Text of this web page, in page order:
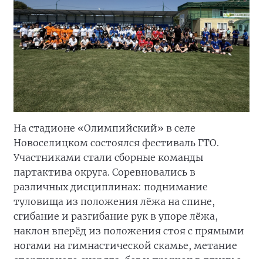
На стадионе «Олимпийский» в селе
Новоселицком состоялся фестиваль ГТО.
Участниками стали сборные команды
партактива округа. Соревновались в
различных дисциплинах: поднимание
туловища из положения лёжа на спине,
сгибание и разгибание рук в упоре лёжа,
наклон вперёд из положения стоя с прямыми
ногами на гимнастической скамье, метание